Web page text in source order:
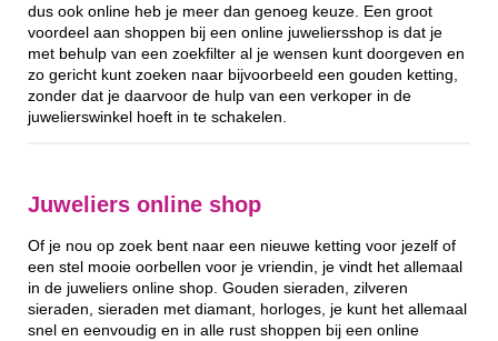
dus ook online heb je meer dan genoeg keuze. Een groot
voordeel aan shoppen bij een online juweliersshop is dat je
met behulp van een zoekfilter al je wensen kunt doorgeven en
zo gericht kunt zoeken naar bijvoorbeeld een gouden ketting,
zonder dat je daarvoor de hulp van een verkoper in de
juwelierswinkel hoeft in te schakelen.
Juweliers online shop
Of je nou op zoek bent naar een nieuwe ketting voor jezelf of
een stel mooie oorbellen voor je vriendin, je vindt het allemaal
in de juweliers online shop. Gouden sieraden, zilveren
sieraden, sieraden met diamant, horloges, je kunt het allemaal
snel en eenvoudig en in alle rust shoppen bij een online